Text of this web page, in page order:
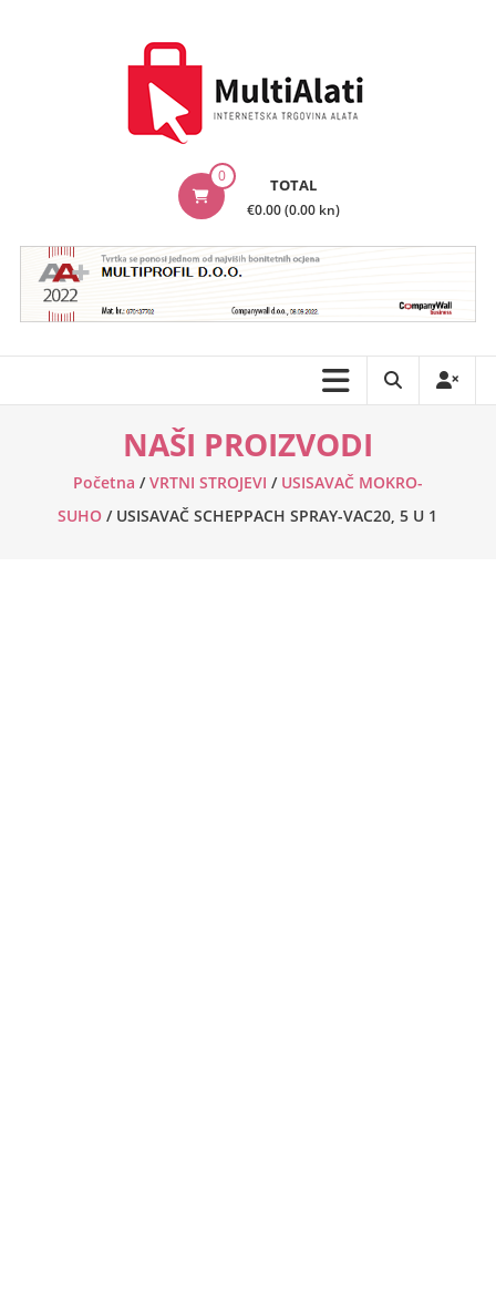
Internetska
trgovina
alata
0 TOTAL
€0.00 (0.00 kn)
NAŠI PROIZVODI
Početna /VRTNI STROJEVI / USISAVAČ MOKRO-
SUHO / USISAVAČ SCHEPPACH SPRAY-VAC20, 5 U 1